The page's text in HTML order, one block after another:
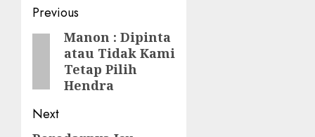
Post
navigation
Previous
PreviousManon : Dipinta
atau Tidak Kami
Tetap Pilih
Hendra
Next